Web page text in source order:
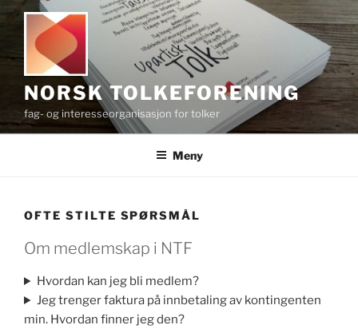
Gå
innhold
NORSK TOLKEFORENING
fag- og interesseorganisasjon for tolker
Meny
OFTE STILTE SPØRSMÅL
Om medlemskap i NTF
Hvordan kan jeg bli medlem?
Jeg trenger faktura på innbetaling av kontingenten
min. Hvordan finner jeg den?